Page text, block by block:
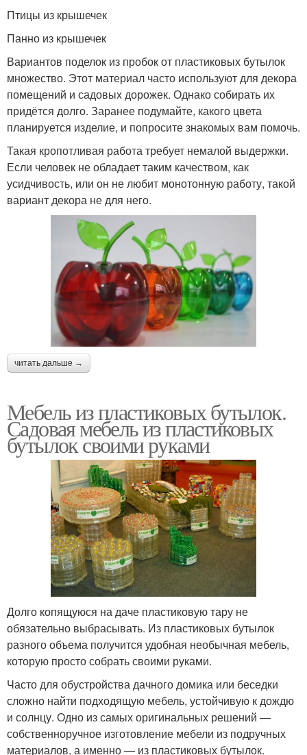
Птицы из крышечек
Панно из крышечек
Вариантов поделок из пробок от пластиковых бутылок
множество. Этот материал часто используют для декора
помещений и садовых дорожек. Однако собирать их
придётся долго. Заранее подумайте, какого цвета
планируется изделие, и попросите знакомых вам помочь.
Такая кропотливая работа требует немалой выдержки.
Если человек не обладает таким качеством, как
усидчивость, или он не любит монотонную работу, такой
вариант декора не для него.
читать дальше →
Мебель из пластиковых бутылок.
Садовая мебель из пластиковых
бутылок своими руками
Долго копящуюся на даче пластиковую тару не
обязательно выбрасывать. Из пластиковых бутылок
разного объема получится удобная необычная мебель,
которую просто собрать своими руками.
Часто для обустройства дачного домика или беседки
сложно найти подходящую мебель, устойчивую к дождю
и солнцу. Одно из самых оригинальных решений —
собственноручное изготовление мебели из подручных
материалов, а именно — из пластиковых бутылок.